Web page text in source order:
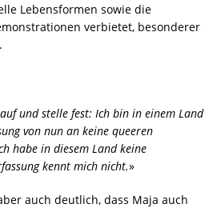
Lebensformen sowie die
verbietet, besonderer
und stelle fest: Ich bin in einem Land
von nun an keine queeren
habe in diesem Land keine
kennt mich nicht.»
auch deutlich, dass Maja auch